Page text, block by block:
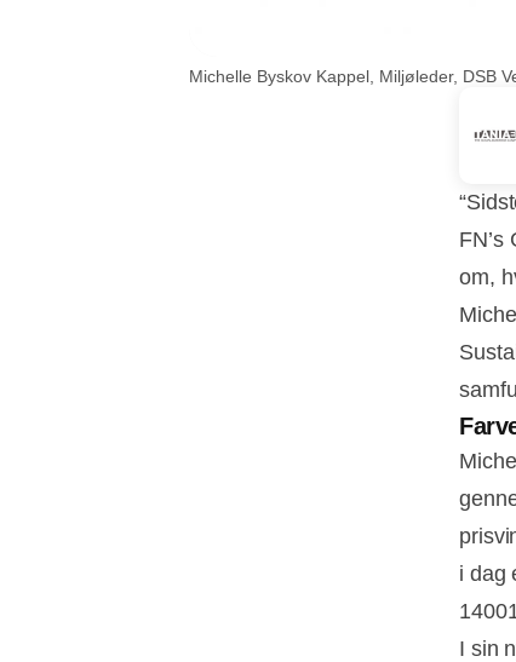
Michelle Byskov Kappel, Miljøleder, DSB
FN’s
om,
i dag
I sin